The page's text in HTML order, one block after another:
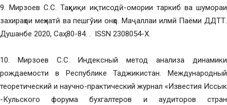
9. Мирзоев С.С. Таҳқиқи иқтисодӣ-омории таркиб ва шумораи
захираҳои меҳнатӣ ва пешгўии онҳо. Маҷаллаи илмӣ Паёми ДДТТ.
Душанбе 2020, Саҳ. 80-84. . ISSN 2308054-Х.
10. Мирзоев С.С. Индексный метод анализа динамики
рождаемости в Республике Таджикистан. Международный
теоретический и научно-практический журнал «Известия Иссык
-Кульского форума бухгалтеров и аудиторов стран